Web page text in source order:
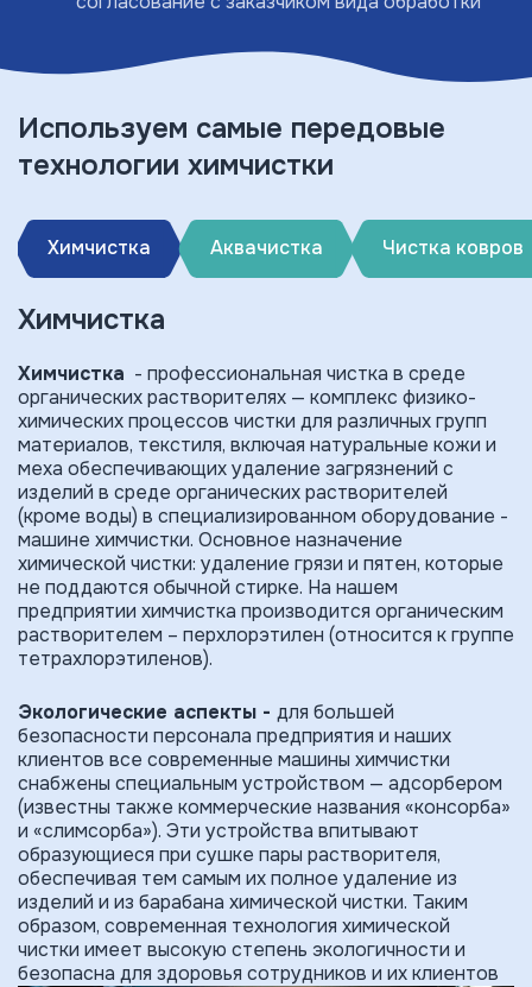
Используем самые передовые
технологии химчистки
Химчистка Аквачистка Чистка ковров
Химчистка
Химчистка - профессиональная чистка в среде
органических растворителях — комплекс физико-
химических процессов чистки для различных групп
материалов, текстиля, включая натуральные кожи и
меха обеспечивающих удаление загрязнений с
изделий в среде органических растворителей
(кроме воды) в специализированном оборудование -
машине химчистки. Основное назначение
химической чистки: удаление грязи и пятен, которые
не поддаются обычной стирке. На нашем
предприятии химчистка производится органическим
растворителем – перхлорэтилен (относится к группе
тетрахлорэтиленов).
Экологические аспекты - для большей
безопасности персонала предприятия и наших
клиентов все современные машины химчистки
снабжены специальным устройством — адсорбером
(известны также коммерческие названия «консорба»
и «слимсорба»). Эти устройства впитывают
образующиеся при сушке пары растворителя,
обеспечивая тем самым их полное удаление из
изделий и из барабана химической чистки. Таким
образом, современная техноло­гия химической
чистки имеет высокую степень экологичности и
безопасна для здоровья сотрудников и их клиентов